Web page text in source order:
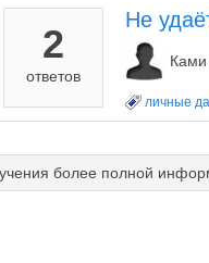
2
ответов
Не
Ками
личные
более полной